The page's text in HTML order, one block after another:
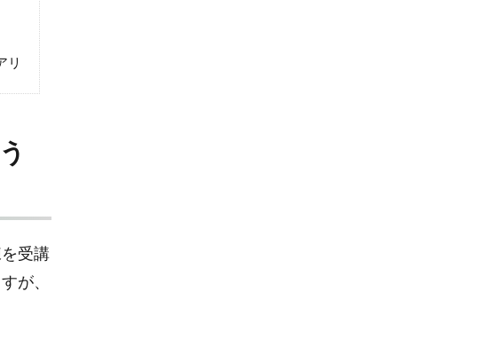
リ
受講
が、